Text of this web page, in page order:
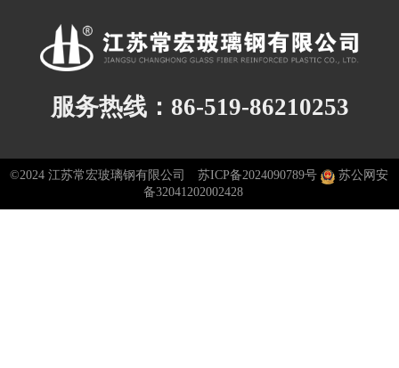
服务热线：86-519-86210253
©2024 江苏常宏玻璃钢有限公司苏ICP备2024090789号
苏公网安
备32041202002428